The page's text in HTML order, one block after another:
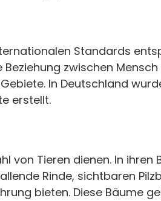
Standards
zwischen
In Deutschland
erstellt.
von Tieren dienen. In ihren
Rinde, sichtbaren
bieten. Diese Bäume